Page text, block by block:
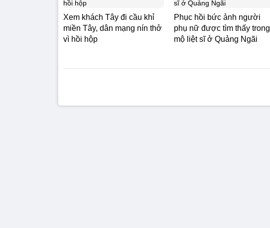
Xem khách Tây đi cầu khỉ
miền Tây, dân mạng nín thở
vì hồi hộp
Phục hồi bức ảnh người
phụ nữ được tìm thấy trong
mộ liệt sĩ ở Quảng Ngãi